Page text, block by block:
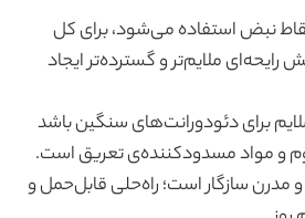
نبض استفاده می‌شود، برای کل
ملایم‌تر و گسترده‌تر ایجاد
برای دئودورانت‌های سنگین باشد
و مواد مسدودکننده‌ی تعریق است.
مدرن سازگار است؛ راه‌حلی قابل‌حمل و